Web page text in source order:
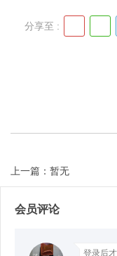
分享至 :
上一篇：暂无
会员评论